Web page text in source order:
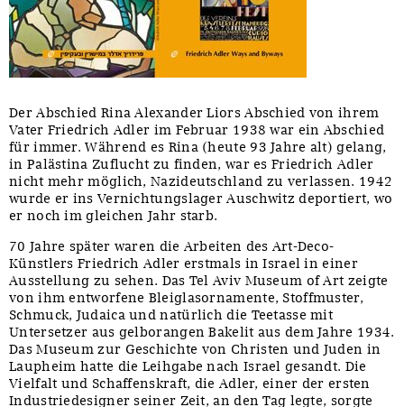
Der Abschied Rina Alexander Liors Abschied von ihrem
Vater Friedrich Adler im Februar 1938 war ein Abschied
für immer. Während es Rina (heute 93 Jahre alt) gelang,
in Palästina Zuflucht zu finden, war es Friedrich Adler
nicht mehr möglich, Nazideutschland zu verlassen. 1942
wurde er ins Vernichtungslager Auschwitz deportiert, wo
er noch im gleichen Jahr starb.
70 Jahre später waren die Arbeiten des Art-Deco-
Künstlers Friedrich Adler erstmals in Israel in einer
Ausstellung zu sehen. Das Tel Aviv Museum of Art zeigte
von ihm entworfene Bleiglasornamente, Stoffmuster,
Schmuck, Judaica und natürlich die Teetasse mit
Untersetzer aus gelborangen Bakelit aus dem Jahre 1934.
Das Museum zur Geschichte von Christen und Juden in
Laupheim hatte die Leihgabe nach Israel gesandt. Die
Vielfalt und Schaffenskraft, die Adler, einer der ersten
Industriedesigner seiner Zeit, an den Tag legte, sorgte